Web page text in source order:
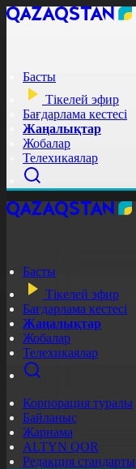
Басты
Тікелей эфир
Бағдарлама кестесі
Жаңалықтар
Жобалар
Телехикаялар
Басты
Тікелей эфир
Бағдарлама кестесі
Жаңалықтар
Жобалар
Телехикаялар
Корпорация туралы
Байланыс
Жарнама
ALTYN QOR
Редакция стандарты